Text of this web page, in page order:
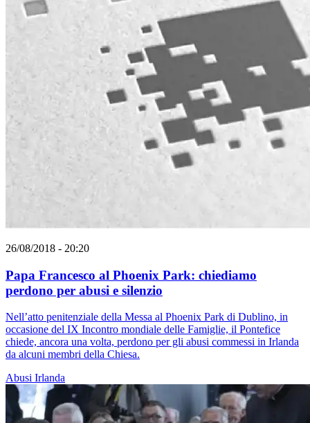
26/08/2018 - 20:20
Papa Francesco al Phoenix Park: chiediamo
perdono per abusi e silenzio
Nell’atto penitenziale della Messa al Phoenix Park di Dublino, in
occasione del IX Incontro mondiale delle Famiglie, il Pontefice
chiede, ancora una volta, perdono per gli abusi commessi in Irlanda
da alcuni membri della Chiesa.
Abusi Irlanda